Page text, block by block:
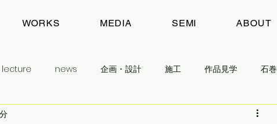
WORKS MEDIA SEMI ABOUT
lecture news 企画・設計 施工 作品見学 石巻
話 取材